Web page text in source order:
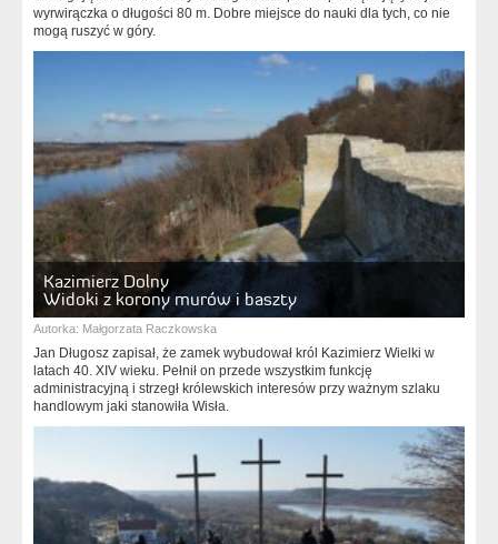
wyrwirączka o długości 80 m. Dobre miejsce do nauki dla tych, co nie
mogą ruszyć w góry.
Kazimierz Dolny
Widoki z korony murów i baszty
Autorka: Małgorzata Raczkowska
Jan Długosz zapisał, że zamek wybudował król Kazimierz Wielki w
latach 40. XIV wieku. Pełnił on przede wszystkim funkcję
administracyjną i strzegł królewskich interesów przy ważnym szlaku
handlowym jaki stanowiła Wisła.